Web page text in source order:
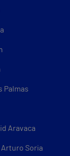
Palmas
Aravaca
Soria